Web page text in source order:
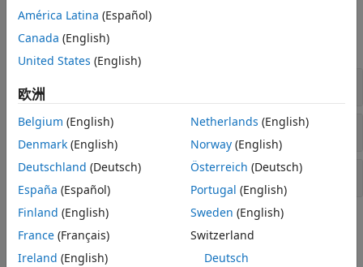
Bloomberg Desktop C++ 接口
Bloomberg B-PIPE C++ 接口
Bloomberg Server C++ 接口
Datastream Web Services
Machine Readable News
Tick History
Money.Net
Money.Net Web 套接字接口
Quandl
SIX Financial Information
函数
全部展开
Bloomberg 数据检索
检索 Bloomberg B-PIPE信息
主题
Bloomberg
América Latina (Español)
Canada (English)
United States (English)
欧洲
Belgium (English)
Denmark (English)
Deutschland (Deutsch)
España (Español)
Finland (English)
France (Français)
Ireland (English)
Netherlands (English)
Norway(English)
Österreich (Deutsch)
Portugal (English)
Sweden (English)
Switzerland
Deutsch